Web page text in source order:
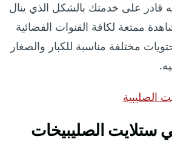
قادر على خدمتك بالشكل الذي ينال
ممتعة لكافة القنوات الفضائية
مختلفة مناسبة للكبار والصغار
الصليبية
ستلايت الصليبيخات